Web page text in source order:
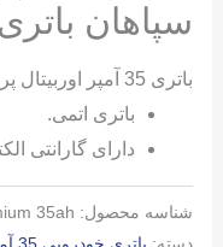
سپاهان باتری
باتری 35 آمپر اوربیتال پریمیوم سپاهان باتری
باتری اتمی.
دارای گارانتی
شناسه محصول: 35ah
دسته: باتری خودرویی 35 آمپر